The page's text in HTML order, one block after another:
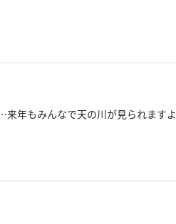
年もみんなで天の川が見られますよ